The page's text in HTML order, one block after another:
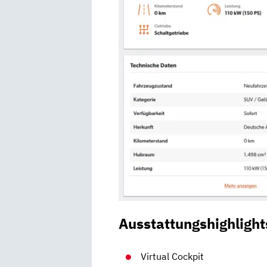
Virtual Cockpit